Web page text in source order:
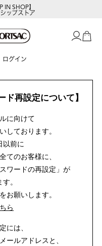
IN SHOP】
ップストア
ログイン
ド再設定について】
に向けて
しております。
以前に
てのお客様に、
ワードの再設定」が
。
お願いします。
ら
には、
ールアドレスと、